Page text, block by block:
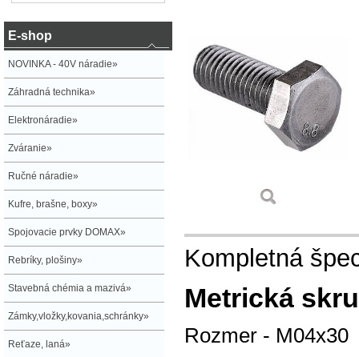
E-shop
NOVINKA - 40V náradie»
Záhradná technika»
Elektronáradie»
Zváranie»
Ručné náradie»
Kufre, brašne, boxy»
Spojovacie prvky DOMAX»
Rebríky, plošiny»
Stavebná chémia a mazivá»
Zámky,vložky,kovania,schránky»
Reťaze, laná»
Kompletná
Metrická
Rozmer - M04x30